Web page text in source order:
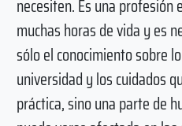
necesiten. Es una profesión
muchas horas de vida y es
sólo el conocimiento sobre
universidad y los cuidados
práctica, sino una parte de